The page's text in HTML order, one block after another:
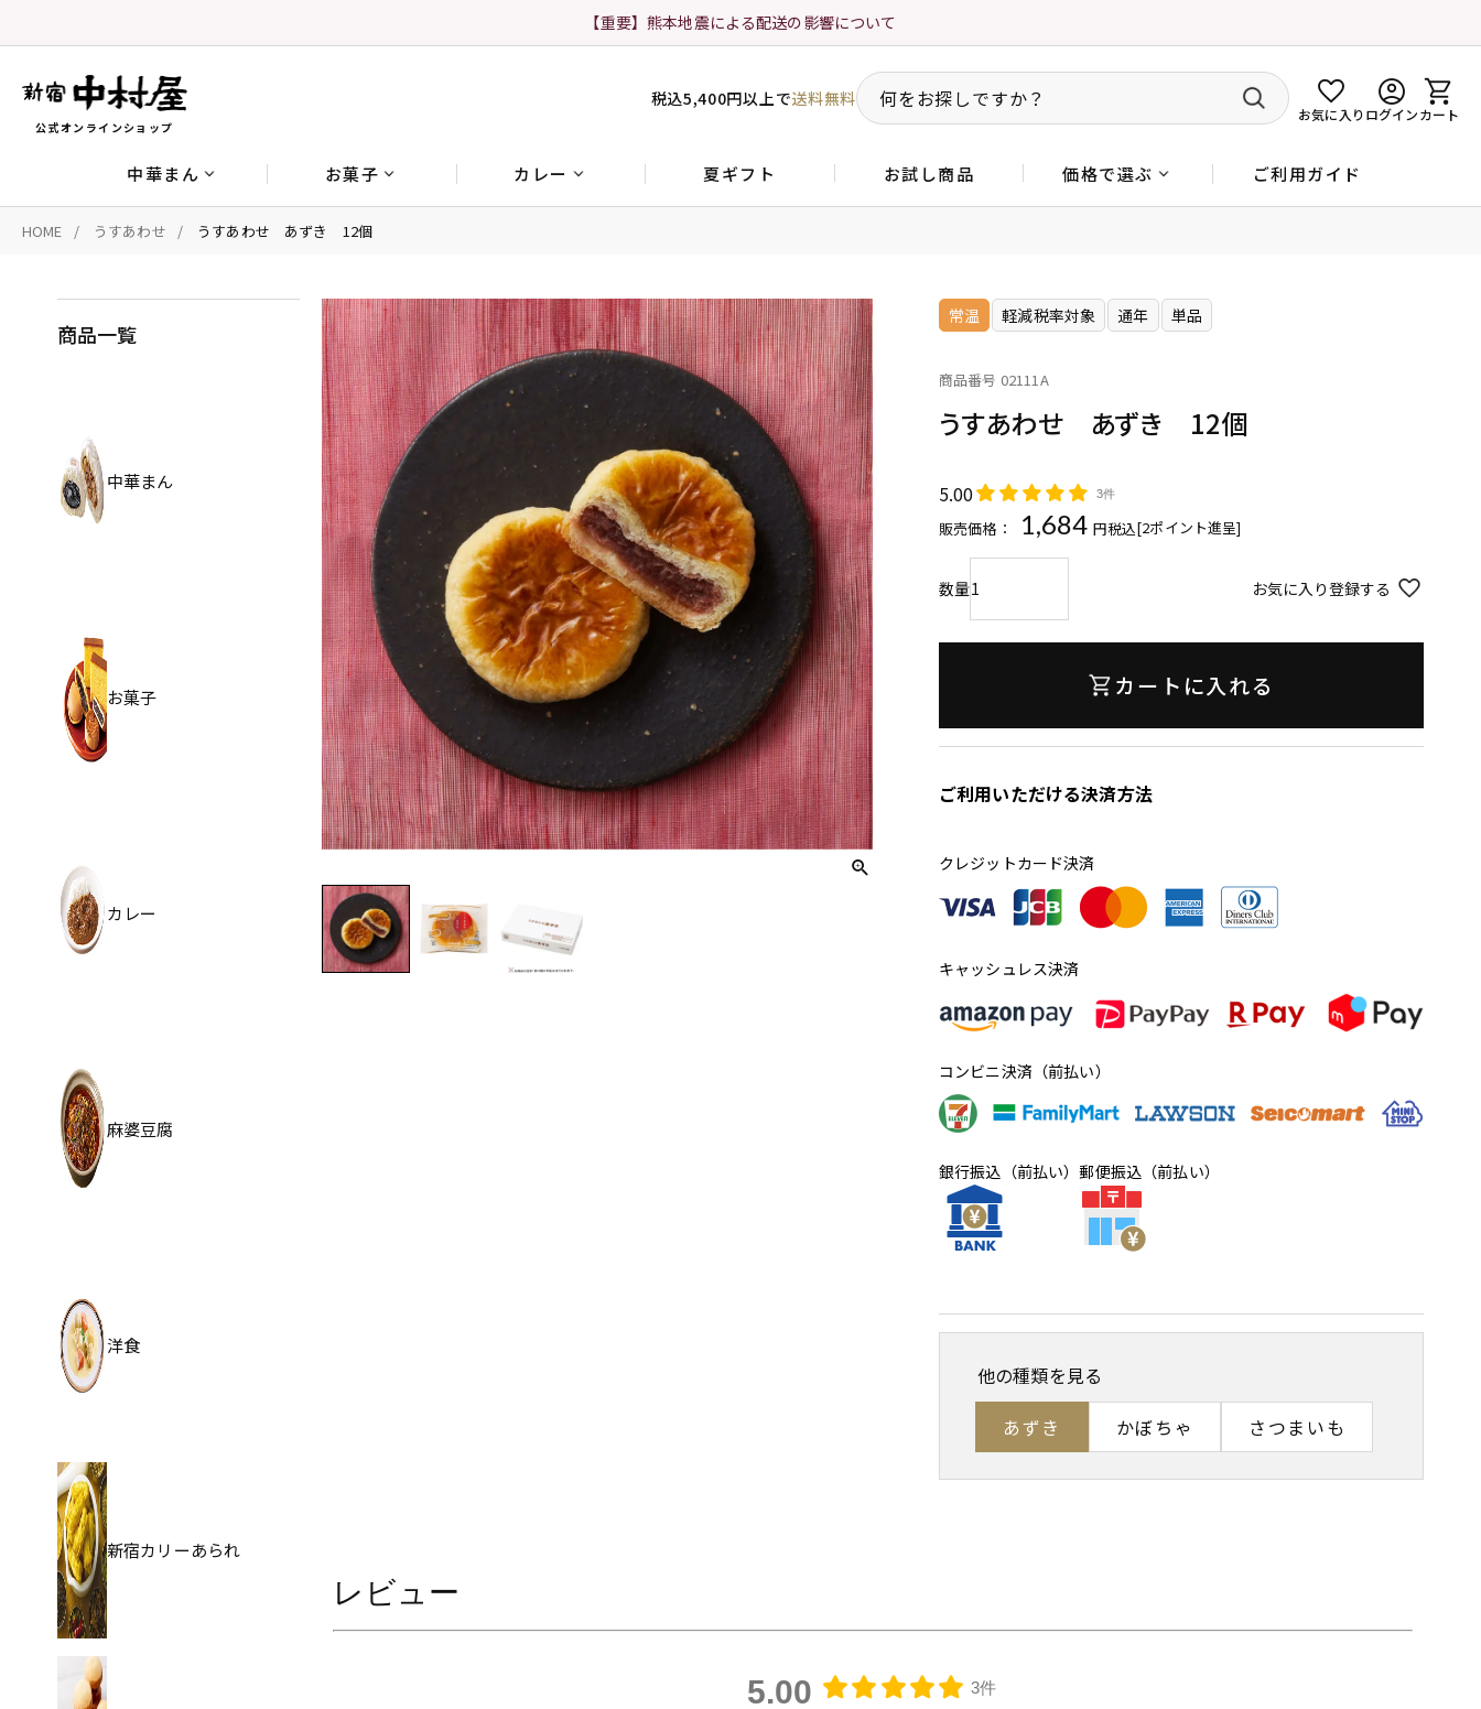
【重要】熊本地震による配送の影響について
公式オンラインショップ
税込5,400円以上で送料無料
お気に入りログインカート
中華まん お菓子 カレー 夏ギフト お試し商品 価格で選ぶ ご利用ガイド
HOME うすあわせ うすあわせ あずき 12個
商品一覧
中華まん
お菓子
カレー
麻婆豆腐
洋食
新宿カリーあられ
常温 軽減税率対象 通年 単品
商品番号 02111A
うすあわせ あずき 12個
5.00 3件
販売価格： 1,684 税込[2ポイント進呈]
お気に入り登録する
カートに入れる
ご利用いただける決済方法
クレジットカード決済
キャッシュレス決済
コンビニ決済（前払い）
銀行振込（前払い）郵便振込（前払い）
他の種類を見る
あずき
かぼちゃ さつまいも
レビュー
5.00 3件